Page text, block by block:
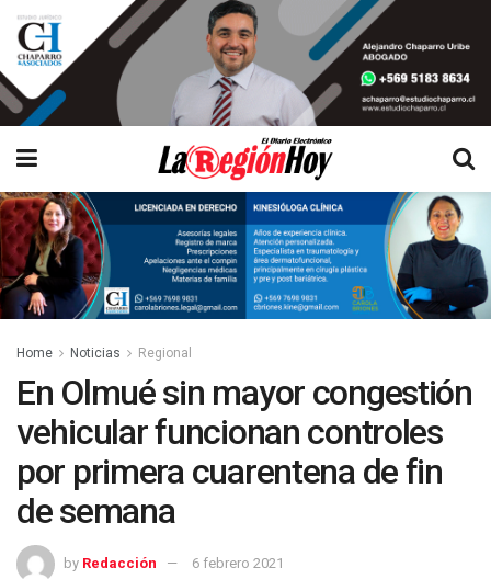
Home Noticias Regional
En Olmué sin mayor congestión
vehicular funcionan controles
por primera cuarentena de fin
de semana
by Redacción 6 febrero 2021